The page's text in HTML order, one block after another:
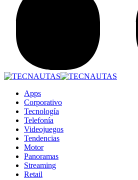
Apps
Corporativo
Tecnología
Telefonía
Videojuegos
Tendencias
Motor
Panoramas
Streaming
Retail